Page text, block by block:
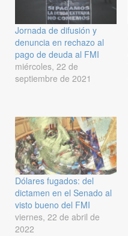
Jornada de difusión y
denuncia en rechazo al
pago de deuda al FMI
miércoles, 22 de
septiembre de 2021
Dólares fugados: del
dictamen en el Senado al
visto bueno del FMI
viernes, 22 de abril de
2022